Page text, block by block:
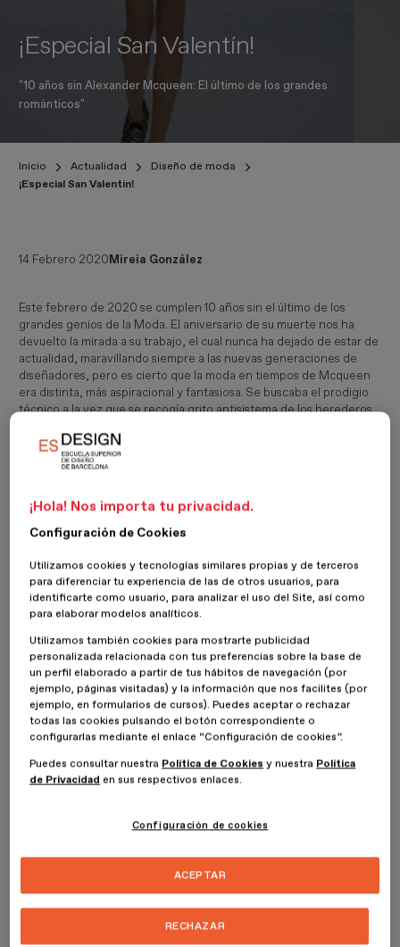
¡Especial San Valentín!
"10 años sin Alexander Mcqueen: El último de los grandes
románticos"
Inicio Actualidad
Diseño de moda
¡Especial San Valentín!
14 Febrero 2020Mireia González
Este febrero de 2020 se cumplen 10 años sin el último de los
grandes genios de la Moda. El aniversario de su muerte nos ha
devuelto la mirada a su trabajo, el cual nunca ha dejado de estar de
actualidad, maravillando siempre a las nuevas generaciones de
diseñadores, pero es cierto que la moda en tiempos de Mcqueen
era distinta, más aspiracional y fantasiosa. Se buscaba el prodigio
técnico a la vez que se recogía grito antisistema de los herederos
parecía posible. Al final se trataba de maravillar, de modo teatral y
dramático. Las ventas se lograban con productos secundarios,
Las personas más importantes de su vida habían desaparecido: su
madre y poco tiempo antes, su gran amiga y descubridora Isabella
sentido. A Isabella Blow, amante del campo y la extravagancia le
dedicó una de sus colecciones más memorablesLa Dame Blue
2008. Contaría para ello con la ayuda de otro genio, el sombrerero
Philip Treacy, sin sus tocados la colección no hubiese sido tan
como elThe Parrot Dress.
¡Hola! Nos importa tu privacidad.
Configuración de Cookies
Utilizamos cookies y tecnologías similares propias y de terceros
para diferenciar tu experiencia de las de otros usuarios, para
identificarte como usuario, para analizar el uso del Site, así como
para elaborar modelos analíticos.
Utilizamos también cookies para mostrarte publicidad
personalizada relacionada con tus preferencias sobre la base de
un perfil elaborado a partir de tus hábitos de navegación (por
ejemplo, páginas visitadas) y la información que nos facilites (por
ejemplo, en formularios de cursos). Puedes aceptar o rechazar
todas las cookies pulsando el botón correspondiente o
configurarlas mediante el enlace “Configuración de cookies”.
Puedes consultar nuestra Política de Cookies y nuestra Política
de Privacidad en sus respectivos enlaces.
Configuración de cookies
RECHAZAR
ACEPTAR